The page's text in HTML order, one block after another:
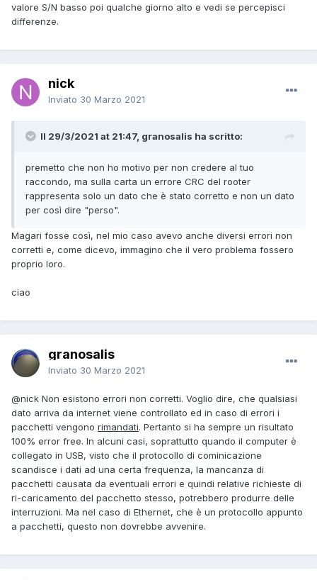
valore S/N basso poi qualche giorno alto e vedi se percepisci
differenze.
nick
Inviato 30 Marzo 2021
Il 29/3/2021 at 21:47, granosalis ha scritto:
premetto che non ho motivo per non credere al tuo
raccondo, ma sulla carta un errore CRC del rooter
rappresenta solo un dato che è stato corretto e non un dato
per così dire "perso".
Magari fosse così, nel mio caso avevo anche diversi errori non
corretti e, come dicevo, immagino che il vero problema fossero
proprio loro.
ciao
granosalis
Inviato 30 Marzo 2021
@nick Non esistono errori non corretti. Voglio dire, che qualsiasi
dato arriva da internet viene controllato ed in caso di errori i
pacchetti vengono rimandati. Pertanto si ha sempre un risultato
100% error free. In alcuni casi, soprattutto quando il computer è
collegato in USB, visto che il protocollo di cominicazione
scandisce i dati ad una certa frequenza, la mancanza di
pacchetti causata da eventuali errori e quindi relative richieste di
ri-caricamento del pacchetto stesso, potrebbero produrre delle
interruzioni. Ma nel caso di Ethernet, che è un protocollo appunto
a pacchetti, questo non dovrebbe avvenire.